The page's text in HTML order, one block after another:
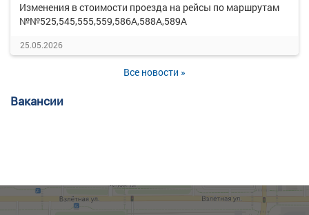
Изменения в стоимости проезда на рейсы по маршрутам
№№525,545,555,559,586А,588А,589А
25.05.2026
Все новости »
Вакансии